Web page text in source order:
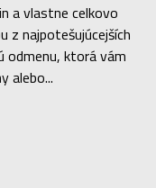
a vlastne celkovo
z najpotešujúcejších
odmenu, ktorá vám
alebo...